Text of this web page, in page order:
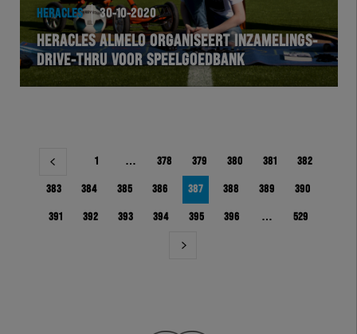
HERACLES 30-10-2020
HERACLES ALMELO ORGANISEERT INZAMELINGS-
DRIVE-THRU VOOR SPEELGOEDBANK
Berichtnavigatie
1 … 378 379 380 381 382
383 384 385 386 387 388 389 390
391 392 393 394 395 396 … 529